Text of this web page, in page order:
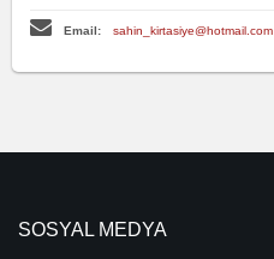
Email: sahin_kirtasiye@hotmail.com
SOSYAL MEDYA